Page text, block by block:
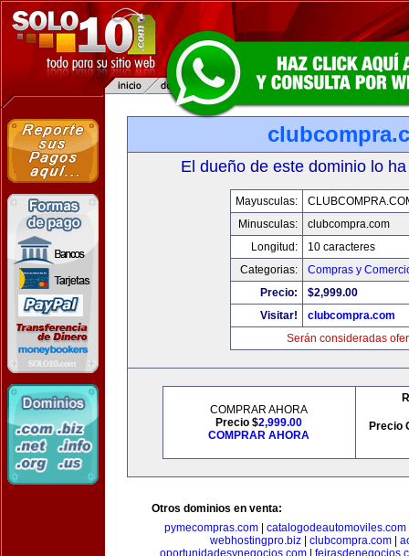
El dueño de este dominio lo
Mayusculas:
Minusculas:
clubcompra.com
Longitud:
10 caracteres
Categorias:
Compras y
Precio:
$2,999.00
Visitar!
clubcompra.com
Serán consideradas
COMPRAR AHORA
Precio $2,999.00
COMPRAR AHORA
Precio
Otros dominios en venta:
pymecompras.com| catalogodeautomoviles.com
webhostingpro.biz| clubcompra.com|
oportunidadesynegocios.com|